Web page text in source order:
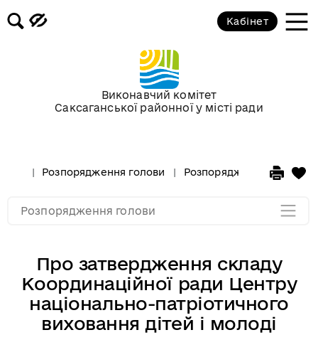
Виконавчий комітет
Саксаганської районної у місті ради
Кабінет
Розпорядження голови Розпорядження голови
Про затвердження складу
Координаційної ради Центру
національно-патріотичного
виховання дітей і молоді
Розпорядження голови
Розпорядження голови за 2017 рік